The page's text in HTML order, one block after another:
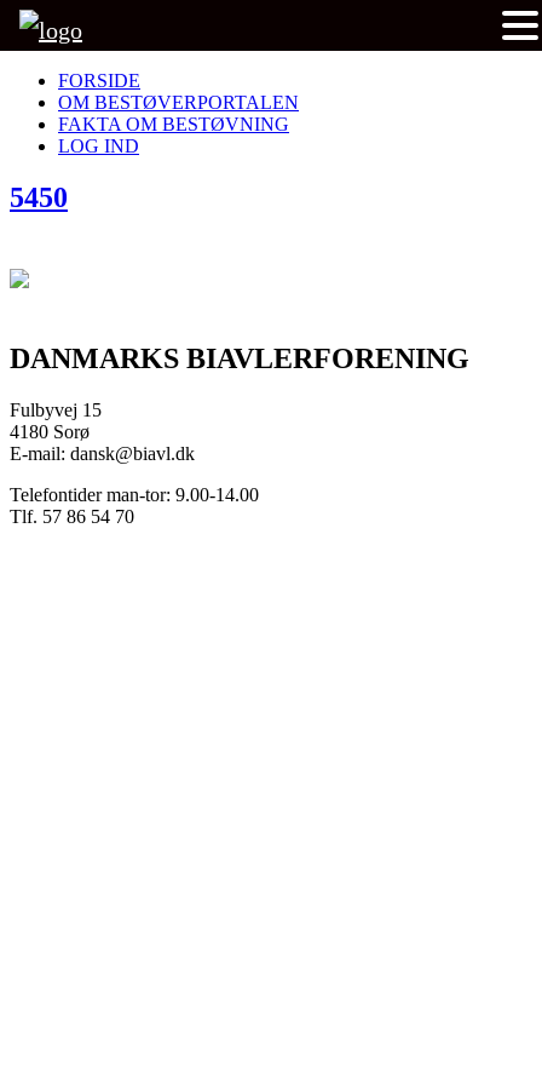
FORSIDE
OM BESTØVERPORTALEN
FAKTA OM BESTØVNING
LOG IND
5450
DANMARKS BIAVLERFORENING
Fulbyvej 15
4180 Sorø
E-mail: dansk@biavl.dk
Telefontider man-tor: 9.00-14.00
Tlf. 57 86 54 70